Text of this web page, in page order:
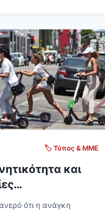
🏷️ Τύπος & ΜΜΕ
και
ότι η ανάγκη